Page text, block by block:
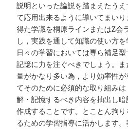
説明といった論説を踏まえたう
て応用出来るように導いてまい
得た学識を桐原ラインまたはZ会
し，実践を通して知識の使い方を
日々の学習においては専ら補足型
記憶に力を注ぐべきでしょう。
量がかなり多い為，より効率性
てそのために必須的な取り組み
解・記憶するべき内容を抽出し
作成することです。とことん拘
るための学習指導に活かします